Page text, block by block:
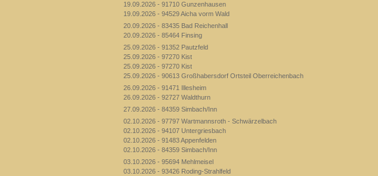
19.09.2026 - 91710 Gunzenhausen
19.09.2026 - 94529 Aicha vorm Wald
20.09.2026 - 83435 Bad Reichenhall
20.09.2026 - 85464 Finsing
25.09.2026 - 91352 Pautzfeld
25.09.2026 - 97270 Kist
25.09.2026 - 97270 Kist
25.09.2026 - 90613 Großhabersdorf Ortsteil Oberreichenbach
26.09.2026 - 91471 Illesheim
26.09.2026 - 92727 Waldthurn
27.09.2026 - 84359 Simbach/Inn
02.10.2026 - 97797 Wartmannsroth - Schwärzelbach
02.10.2026 - 94107 Untergriesbach
02.10.2026 - 91483 Appenfelden
02.10.2026 - 84359 Simbach/Inn
03.10.2026 - 95694 Mehlmeisel
03.10.2026 - 93426 Roding-Strahlfeld